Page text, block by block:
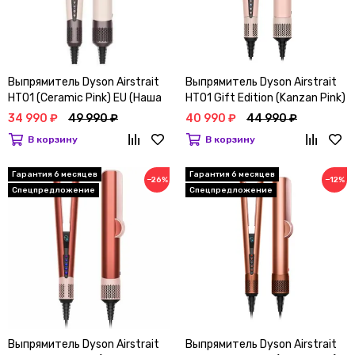
Выпрямитель Dyson Airstrait
HT01 (Ceramic Pink) EU (Наша
вилка)
34 990 ₽ 49 990 ₽
В корзину
Выпрямитель Dyson Airstrait
HT01 Gift Edition (Kanzan Pink)
с кейсом
40 990 ₽ 44 990 ₽
В корзину
Гарантия 6 месяцев
Спецпредложение
−26%
Выпрямитель Dyson Airstrait
Гарантия 6 месяцев
Спецпредложение
−12%
Выпрямитель Dyson Airstrait